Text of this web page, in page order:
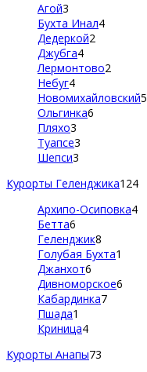
Агой3
Бухта Инал4
Дедеркой2
Джубга4
Лермонтово2
Небуг4
Новомихайловский5
Ольгинка6
Пляхо3
Туапсе3
Шепси3
Курорты Геленджика124
Архипо-Осиповка4
Бетта6
Геленджик8
Голубая Бухта1
Джанхот6
Дивноморское6
Кабардинка7
Пшада1
Криница4
Курорты Анапы73